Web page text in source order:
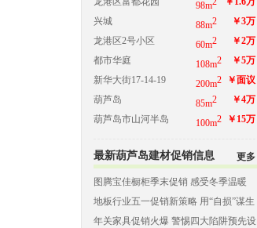
98m
兴城
88m2
￥3万
龙港区2号小区
60m2
￥2万
都市华庭
108m2
￥5万
新华大街17-14-19
200m2
￥面议
葫芦岛
85m2
￥4万
葫芦岛市山河半岛
100m2 ￥15万
最新葫芦岛建材促销信息 更多
图腾宝佳橱柜季末促销 感受冬季温暖
地板行业五一促销新策略 用“自损”谋生
存
年关家具促销火爆 警惕四大陷阱预先设